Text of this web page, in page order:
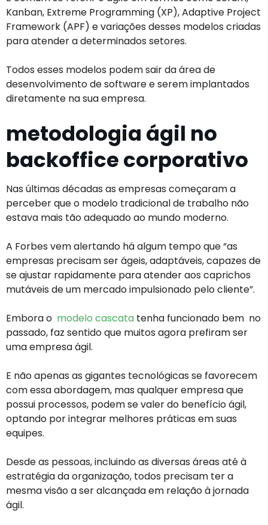
Kanban, Extreme Programming (XP), Adaptive Project
Framework (APF) e variações desses modelos criadas
para atender a determinados setores.
Todos esses modelos podem sair da área de
desenvolvimento de software e serem implantados
diretamente na sua empresa.
metodologia ágil no
backoffice corporativo
Nas últimas décadas as empresas começaram a
perceber que o modelo tradicional de trabalho não
estava mais tão adequado ao mundo moderno.
A Forbes vem alertando há algum tempo que “as
empresas precisam ser ágeis, adaptáveis, capazes de
se ajustar rapidamente para atender aos caprichos
mutáveis ​​de um mercado impulsionado pelo cliente”.
Embora o modelo cascata tenha funcionado bem no
passado, faz sentido que muitos agora prefiram ser
uma empresa ágil.
E não apenas as gigantes tecnológicas se favorecem
com essa abordagem, mas qualquer empresa que
possui processos, podem se valer do benefício ágil,
optando por integrar melhores práticas em suas
equipes.
Desde as pessoas, incluindo as diversas áreas até à
estratégia da organização, todos precisam ter a
mesma visão a ser alcançada em relação à jornada
ágil.